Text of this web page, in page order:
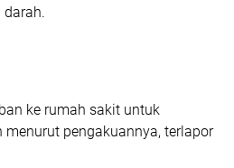
ke rumah sakit untuk
pengakuannya, terlapor